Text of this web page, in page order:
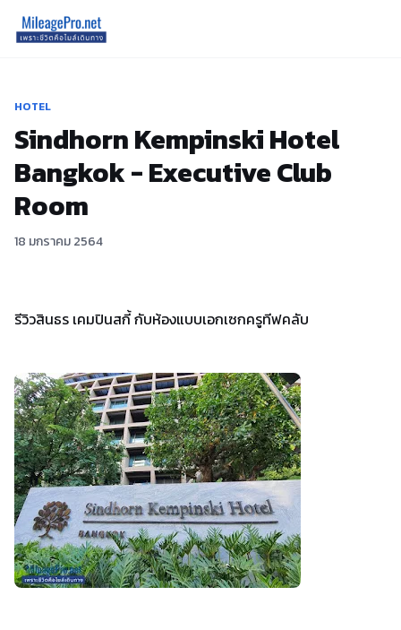
HOTEL
Sindhorn Kempinski Hotel
Bangkok - Executive Club
Room
18 มกราคม 2564
รีวิวสินธร เคมปินสกี้ กับห้องแบบเอกเซกครูทีฟคลับ